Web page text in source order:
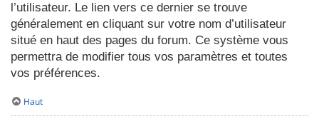
l’utilisateur. Le lien vers ce dernier se trouve
généralement en cliquant sur votre nom d’utilisateur
situé en haut des pages du forum. Ce système vous
permettra de modifier tous vos paramètres et toutes
vos préférences.
Haut